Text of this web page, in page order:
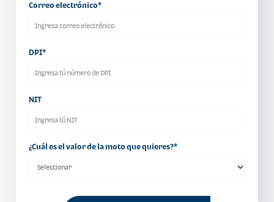
Correo electrónico*
DPI*
NIT
¿Cuál es el valor de la moto que quieres?*